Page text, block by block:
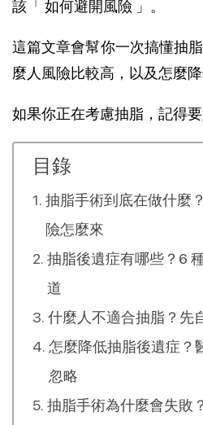
該「 如何避開風險 」。
這篇文章會幫你一次搞懂抽
麼人風險比較高，以及怎麼降
如果你正在考慮抽脂，記得
目錄
抽脂手術到底在做什麼
險怎麼來
抽脂後遺症有哪些？6
道
什麼人不適合抽脂？先
怎麼降低抽脂後遺症？
忽略
抽脂手術為什麼會失敗